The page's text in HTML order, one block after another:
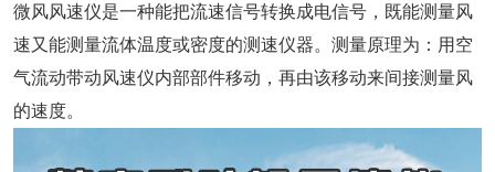
微风风速仪是一种能把流速信号转换成电信号，既能测量风
速又能测量流体温度或密度的测速仪器。测量原理为：用空
气流动带动风速仪内部部件移动，再由该移动来间接测量风
的速度。